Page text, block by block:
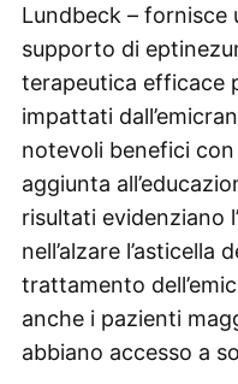
Lundbeck – fornisce
supporto di
terapeutica efficace
impattati
notevoli benefici
aggiunta
risultati evidenziano
nell’alzare l’asticella
trattamento
anche i pazienti
abbiano accesso a